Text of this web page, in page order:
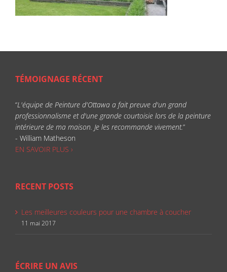
TÉMOIGNAGE RÉCENT
“L'équipe de Peinture d'Ottawa a fait preuve d'un grand
professionnalisme et d'une grande courtoisie lors de la peinture
intérieure de ma maison. Je les recommande vivement.”
- William Matheson
EN SAVOIR PLUS ›
RECENT POSTS
Les meilleures couleurs pour une chambre à coucher
11 mai 2017
ÉCRIRE UN AVIS